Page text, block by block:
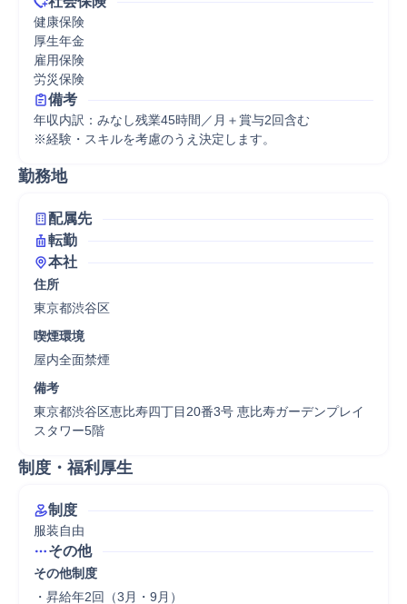
健康保険
厚生年金
雇用保険
労災保険
備考
年収内訳：みなし残業45時間／月＋賞与2回含む
※経験・スキルを考慮のうえ決定します。
勤務地
配属先
転勤
本社
住所
東京都渋谷区
喫煙環境
屋内全面禁煙
備考
東京都渋谷区恵比寿四丁目20番3号 恵比寿ガーデンプレイ
スタワー5階
制度・福利厚生
制度
服装自由
その他
その他制度
・昇給年2回（3月・9月）